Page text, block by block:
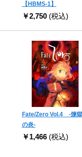
【HBMS-1】
￥2,750 (税込)
Fate/Zero Vol.4 -煉獄
の炎-
￥1,466 (税込)